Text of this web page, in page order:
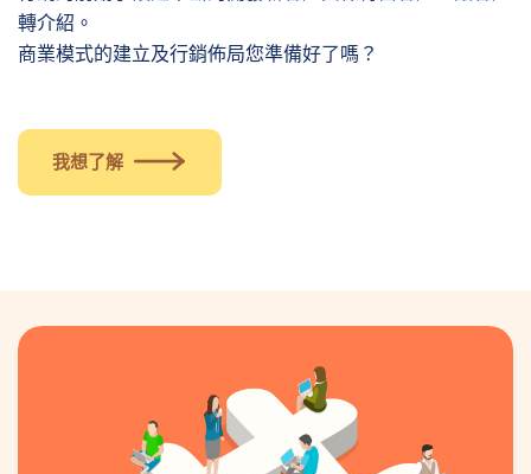
轉介紹。
商業模式的建立及行銷佈局您準備好了嗎？
我想了解